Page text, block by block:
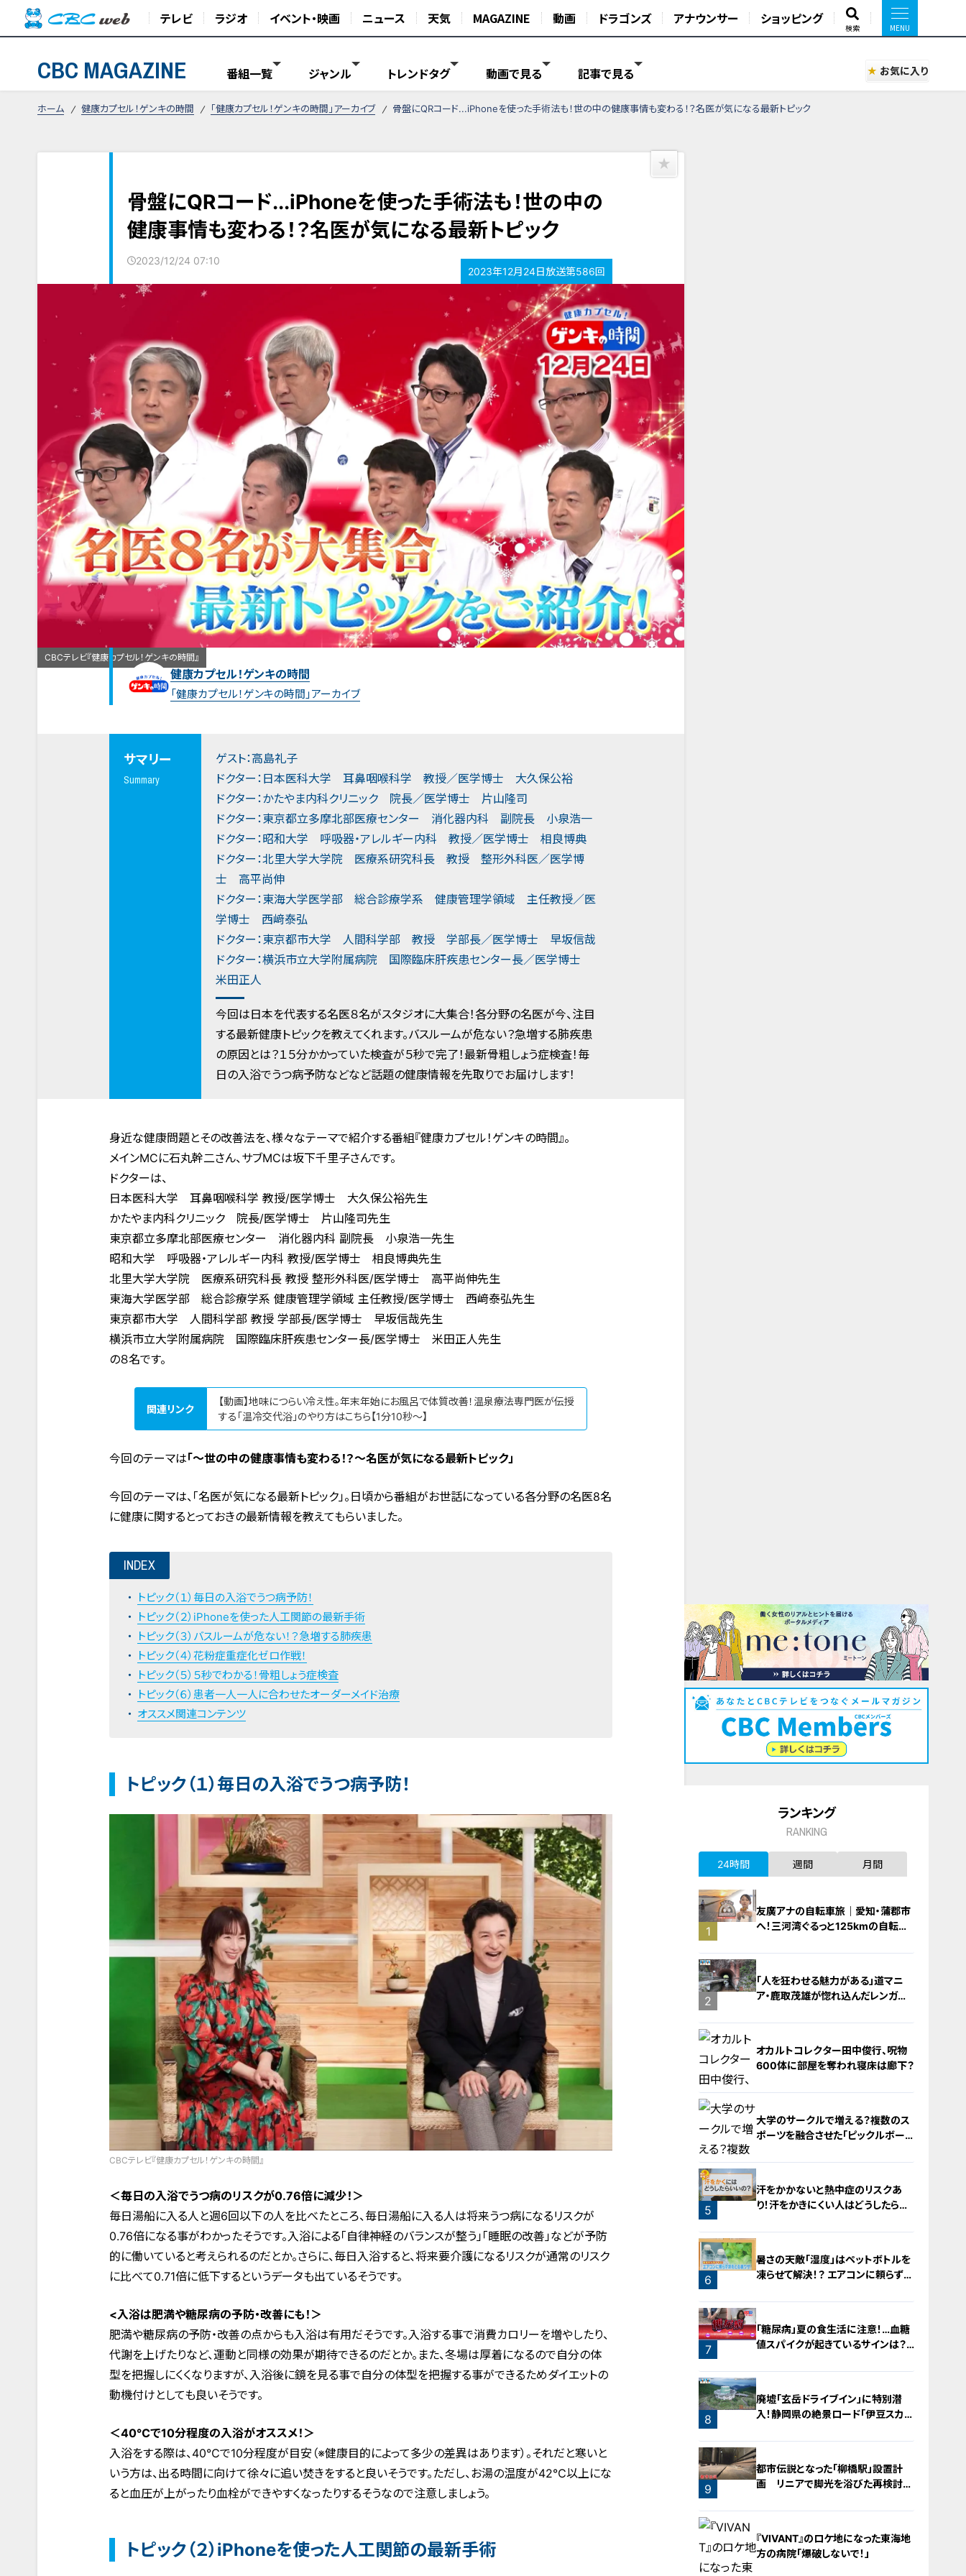
テレビ ラジオ イベント・映画 ニュース 天気 MAGAZINE 動画 ドラゴンズ アナウンサー ショッピング
検索
CBC MAGAZINE 番組一覧 ジャンル トレンドタグ 動画で見る 記事で見る お気に入り
ホーム 健康カプセル！ゲンキの時間 「健康カプセル！ゲンキの時間」アーカイブ 骨盤にQRコード...iPhoneを使った手術法も！世の中の健康事情も変わる！？名医が気になる最新トピック
骨盤にQRコード...iPhoneを使った手術法も！世の中の
健康事情も変わる！？名医が気になる最新トピック
2023/12/24 07:10
2023年12月24日放送第586回
CBCテレビ『健康カプセル！ゲンキの時間』
健康カプセル！ゲンキの時間
「健康カプセル！ゲンキの時間」アーカイブ
サマリー
Summary
ゲスト：高島礼子
ドクター：日本医科大学 耳鼻咽喉科学 教授／医学博士 大久保公裕
ドクター：かたやま内科クリニック 院長／医学博士 片山隆司
ドクター：東京都立多摩北部医療センター 消化器内科 副院長 小泉浩一
ドクター：昭和大学 呼吸器・アレルギー内科 教授／医学博士 相良博典
ドクター：北里大学大学院 医療系研究科長 教授 整形外科医／医学博
士 高平尚伸
ドクター：東海大学医学部 総合診療学系 健康管理学領域 主任教授／医
学博士 西﨑泰弘
ドクター：東京都市大学 人間科学部 教授 学部長／医学博士 早坂信哉
ドクター：横浜市立大学附属病院 国際臨床肝疾患センター長／医学博士
米田正人
今回は日本を代表する名医８名がスタジオに大集合！各分野の名医が今、注目
する最新健康トピックを教えてくれます。バスルームが危ない？急増する肺疾患
の原因とは？１５分かかっていた検査が５秒で完了！最新骨粗しょう症検査！毎
日の入浴でうつ病予防などなど話題の健康情報を先取りでお届けします！
身近な健康問題とその改善法を、様々なテーマで紹介する番組『健康カプセル！ゲンキの時間』。
メインMCに石丸幹二さん、サブMCは坂下千里子さんです。
ドクターは、
日本医科大学 耳鼻咽喉科学 教授/医学博士 大久保公裕先生
かたやま内科クリニック 院長/医学博士 片山隆司先生
東京都立多摩北部医療センター 消化器内科 副院長 小泉浩一先生
昭和大学 呼吸器・アレルギー内科 教授/医学博士 相良博典先生
北里大学大学院 医療系研究科長 教授 整形外科医/医学博士 高平尚伸先生
東海大学医学部 総合診療学系 健康管理学領域 主任教授/医学博士 西﨑泰弘先生
東京都市大学 人間科学部 教授 学部長/医学博士 早坂信哉先生
横浜市立大学附属病院 国際臨床肝疾患センター長/医学博士 米田正人先生
の８名です。
関連リンク
【動画】地味につらい冷え性。年末年始にお風呂で体質改善！温泉療法専門医が伝授
する「温冷交代浴」のやり方はこちら【1分10秒～】
今回のテーマは「〜世の中の健康事情も変わる！？〜名医が気になる最新トピック」
今回のテーマは、「名医が気になる最新トピック」。日頃から番組がお世話になっている各分野の名医8名
に健康に関するとっておきの最新情報を教えてもらいました。
INDEX
トピック（１）毎日の入浴でうつ病予防！
トピック（２）iPhoneを使った人工関節の最新手術
トピック（３）バスルームが危ない！？急増する肺疾患
トピック（４）花粉症重症化ゼロ作戦！
トピック（５）５秒でわかる！骨粗しょう症検査
トピック（６）患者一人一人に合わせたオーダーメイド治療
オススメ関連コンテンツ
トピック（１）毎日の入浴でうつ病予防！
CBCテレビ『健康カプセル！ゲンキの時間』
＜毎日の入浴でうつ病のリスクが0.76倍に減少！＞
毎日湯船に入る人と週6回以下の人を比べたところ、毎日湯船に入る人は将来うつ病になるリスクが
0.76倍になる事がわかったそうです。入浴による「自律神経のバランスが整う」「睡眠の改善」などが予防
的に働いていると考えられるのだとか。さらに、毎日入浴すると、将来要介護になるリスクが通常のリスク
に比べて0.71倍に低下するというデータも出ているそうです。
<入浴は肥満や糖尿病の予防・改善にも！＞
肥満や糖尿病の予防・改善の点からも入浴は有用だそうです。入浴する事で消費カロリーを増やしたり、
代謝を上げたりなど、運動と同様の効果が期待できるのだとか。また、冬場は厚着になるので自分の体
型を把握しにくくなりますが、入浴後に鏡を見る事で自分の体型を把握する事ができるためダイエットの
動機付けとしても良いそうです。
＜40℃で10分程度の入浴がオススメ！＞
入浴をする際は、40℃で10分程度が目安（※健康目的によって多少の差異はあります）。それだと寒いと
いう方は、出る時間に向けて徐々に追い焚きをすると良いそうです。ただし、お湯の温度が42℃以上にな
ると血圧が上がったり血栓ができやすくなったりするそうなので注意しましょう。
トピック（２）iPhoneを使った人工関節の最新手術
ランキング
RANKING
24時間 週間 月間
1
友廣アナの自転車旅｜愛知・蒲郡市
へ！三河湾ぐるっと125kmの自転車
2
「人を狂わせる魅力がある」道マニ
ア・鹿取茂雄が惚れ込んだレンガの
3
オカルトコレクター田中俊行、呪物
600体に部屋を奪われ寝床は廊下？
4
大学のサークルで増える？複数のス
ポーツを融合させた「ピックルボー
5
汗をかかないと熱中症のリスクあ
り！汗をかきにくい人はどうしたらい
6
暑さの天敵「湿度」はペットボトルを
凍らせて解決！？ エアコンに頼らず涼
7
「糖尿病」夏の食生活に注意！…血糖
値スパイクが起きているサインは？
8
廃墟「玄岳ドライブイン」に特別潜
入！静岡県の絶景ロード「伊豆スカイ
9
都市伝説となった「柳橋駅」設置計
画 リニアで脚光を浴びた再検討の
『VIVANT』のロケ地になった東海地
方の病院「爆破しないで！」